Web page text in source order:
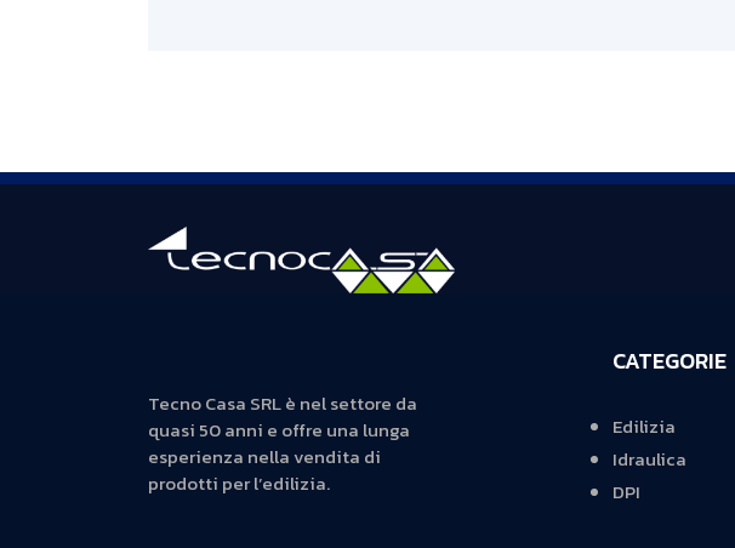
Tecno Casa SRL è nel settore da
quasi 50 anni e offre una lunga
esperienza nella vendita di
prodotti per l’edilizia.
CATEGORIE
Edilizia
Idraulica
DPI